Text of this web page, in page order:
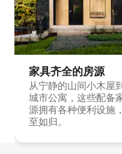
家具齐全的房源
从宁静的山间小木屋
城市公寓，这些配备
源拥有各种便利设施
至如归。